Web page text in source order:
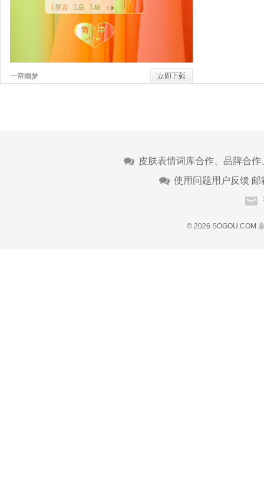
一帘幽梦
皮肤表情词库合作、品牌合
使用问题用户反馈 邮
© 2026 SOGOU.COM